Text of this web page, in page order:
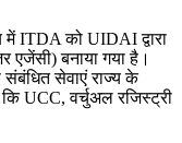
में ITDA को UIDAI द्वारा
बनाया गया है।
सेवाएं राज्य के
कि UCC, वर्चुअल रजिस्ट्री